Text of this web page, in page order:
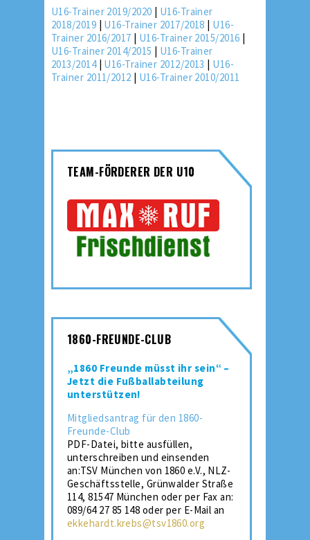
U16-Trainer 2019/2020 | U16-Trainer
2018/2019 | U16-Trainer 2017/2018 | U16-
Trainer 2016/2017 | U16-Trainer 2015/2016 |
U16-Trainer 2014/2015 | U16-Trainer
2013/2014| U16-Trainer 2012/2013 | U16-
Trainer 2011/2012 | U16-Trainer 2010/2011
TEAM-FÖRDERER DER U10
1860-FREUNDE-CLUB
„1860 Freunde müsst ihr sein“ –
Jetzt die Fußballabteilung
unterstützen!
Mitgliedsantrag für den 1860-
Freunde-Club
PDF-Datei, bitte ausfüllen,
unterschreiben und einsenden
an:TSV München von 1860 e.V., NLZ-
Geschäftsstelle, Grünwalder Straße
114, 81547 München oder per Fax an:
089/64 27 85 148 oder per E-Mail an
ekkehardt.krebs@tsv1860.org